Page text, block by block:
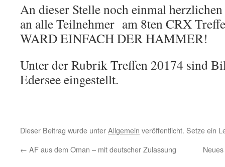
An dieser Stelle noch einmal
an alle Teilnehmer am 8ten CRX
WARD EINFACH DER HAMMER!
Unter der Rubrik Treffen 20174 sind
Edersee eingestellt.
Dieser Beitrag wurde unterAllgemein veröffentlicht. Setze ein
← AF aus dem Oman – mit deutscher Zulassung